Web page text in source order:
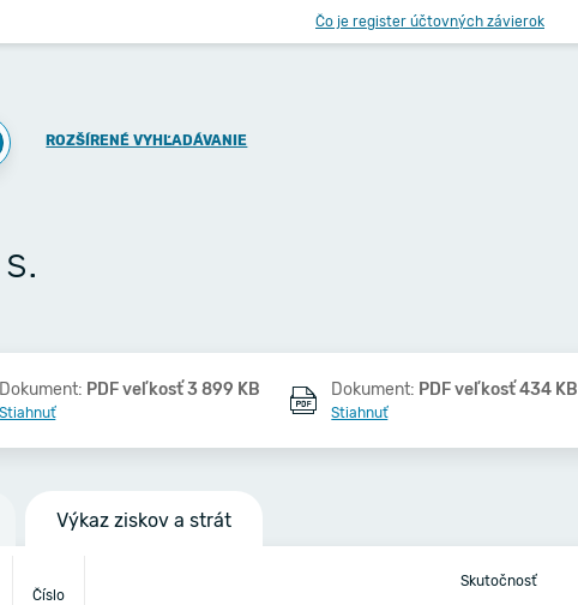
Čo je register účtovných závierok
ROZŠÍRENÉ VYHĽADÁVANIE
Dokument: PDF veľkosť 3 899 KB
Stiahnuť
Dokument: PDF veľkosť 434 KB
Stiahnuť
Výkaz ziskov a strát
Číslo
Skutočnosť